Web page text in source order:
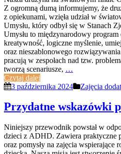
Z ogromną dumą informujemy, że
z opiekunami, wzięła udział w
Umysłu, który odbył się w Stanach
Umysłu to międzynarodowy
kreatywność, logiczne myślenie,
oraz nieszablonowego
pracują w zespołach nad tzw.
tworzą scenariusze, …
Czytaj dalej
3 października 2024
Zajęcia
Przydatne wskazówki
Niniejszy przewodnik powstał w
dzieci z ADHD. Zawiera praktyczne
oraz pomysły na zajęcia